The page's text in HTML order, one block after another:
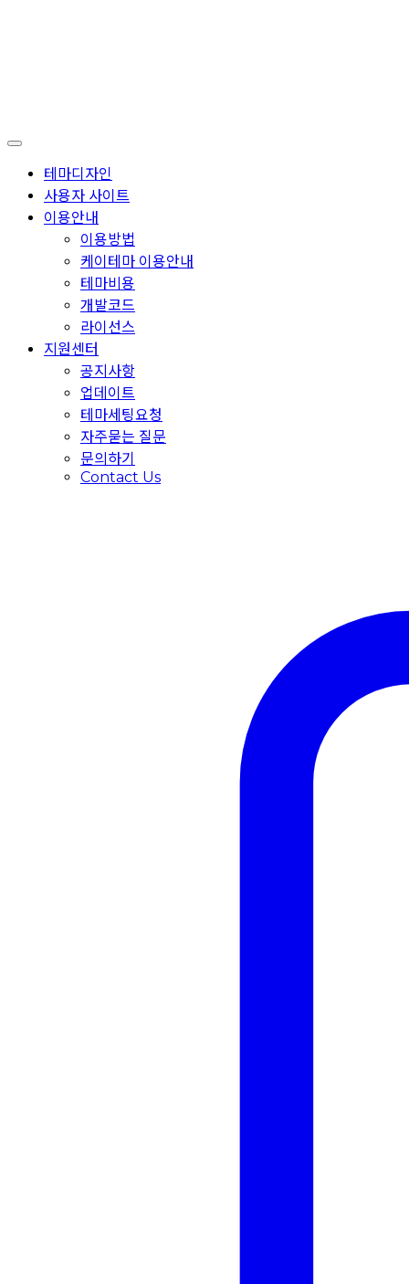
테마디자인
사용자 사이트
이용안내
이용방법
케이테마 이용안내
테마비용
개발코드
라이선스
지원센터
공지사항
업데이트
테마세팅요청
자주묻는 질문
문의하기
Contact Us